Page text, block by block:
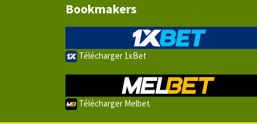
Bookmakers
Télécharger 1xBet
Télécharger Melbet